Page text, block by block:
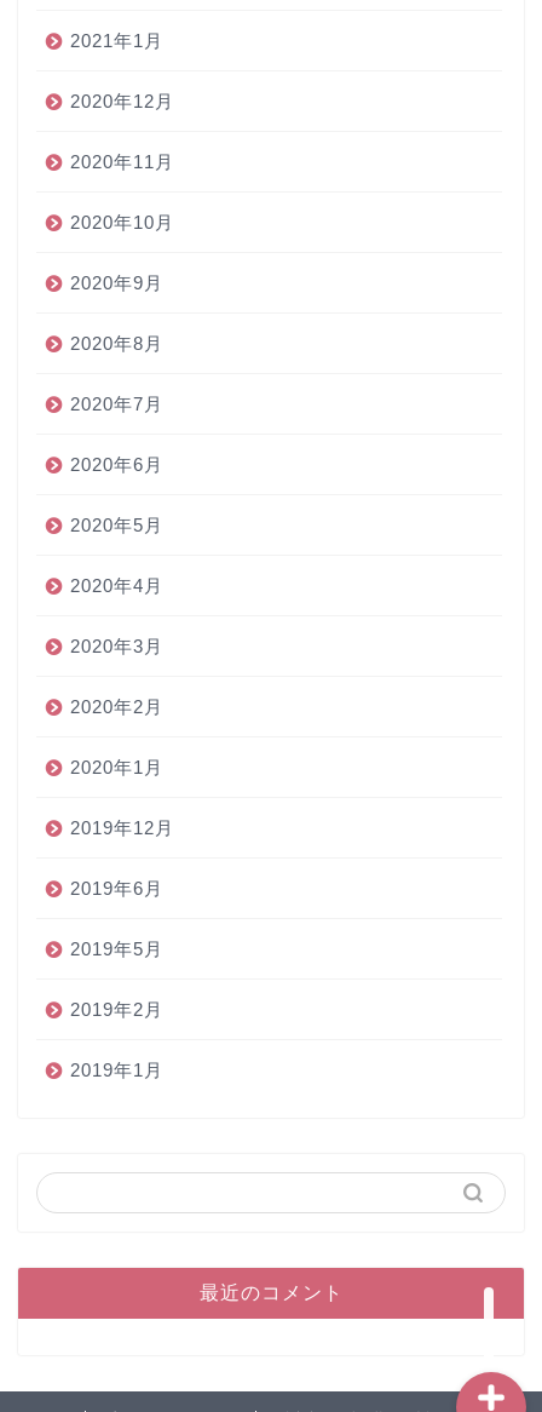
2021年1月
2020年12月
2020年11月
2020年10月
2020年9月
2020年8月
2020年7月
2020年6月
2020年5月
2020年4月
2020年3月
2020年2月
2020年1月
2019年12月
2019年6月
2019年5月
2019年2月
2019年1月
最近のコメント
インク